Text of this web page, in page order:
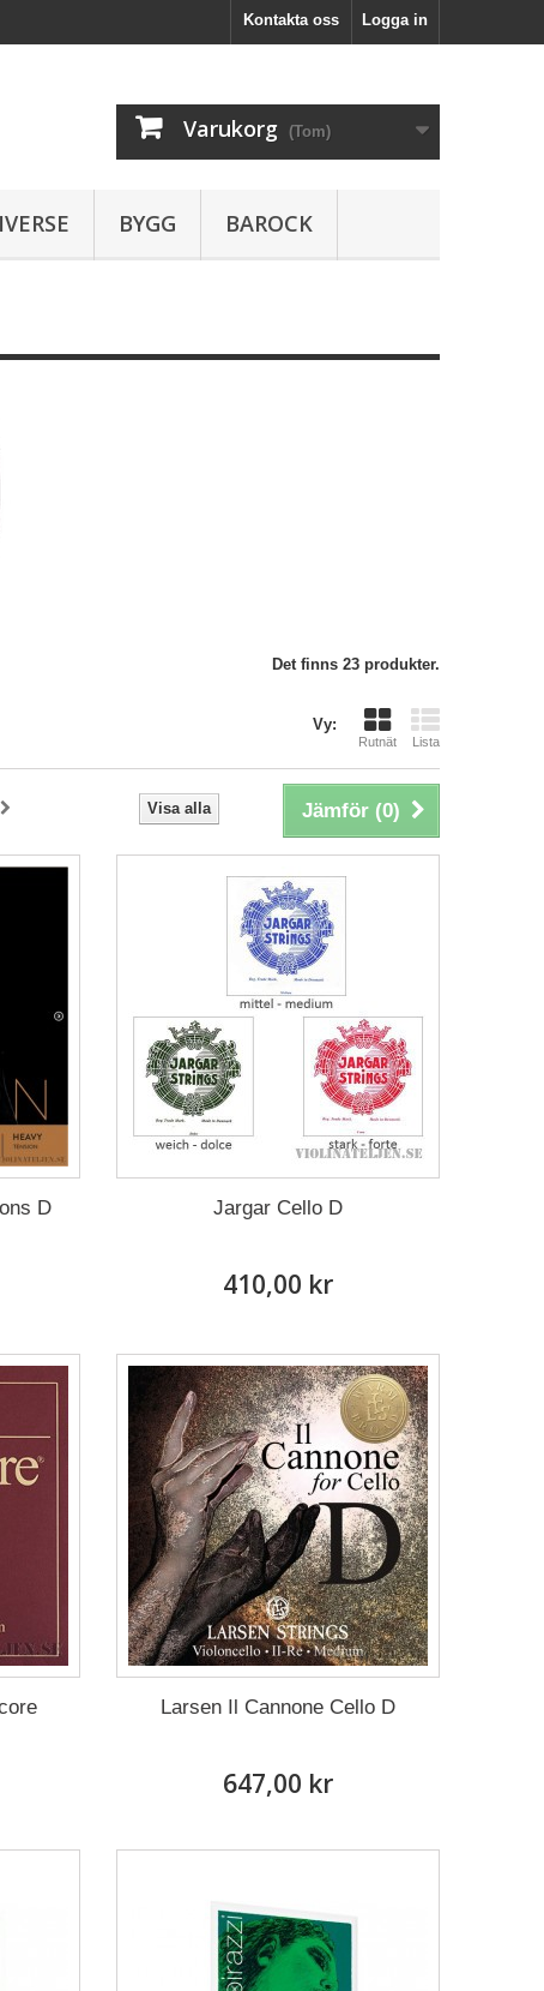
Logga in
Kontakta oss
Varukorg (Tom)
BYGG BAROCK
Det finns 23 produkter.
Vy:
Rutnät Lista
Jämför (0)
Visa alla
D
Jargar Cello D
410,00 kr
Larsen Il Cannone Cello D
647,00 kr